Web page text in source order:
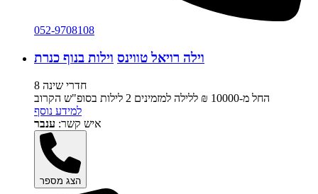
052-9708108
וילה רויאל טווינס וילות בנוף כנרת
8 חדרי שינה
החל מ-‏10000 ₪ ללילה למזמינים 2 לילות בסופ"ש הקרוב
למידע נוסף
איש קשר: ענבר
הצג מספר